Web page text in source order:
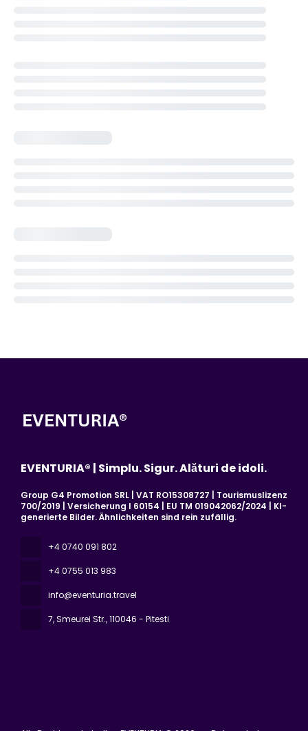
EVENTURIA® | Simplu. Sigur. Alături de idoli.
Group G4 Promotion SRL | VAT RO15308727 | Tourismuslizenz
700/2019 | Versicherung I 60154 | EU TM 019042062/2024 | KI-
generierte Bilder. Ähnlichkeiten sind rein zufällig.
+4 0740 091 802
+4 0755 013 983
info@eventuria.travel
7, Smeurei Str., 110046 - Pitesti